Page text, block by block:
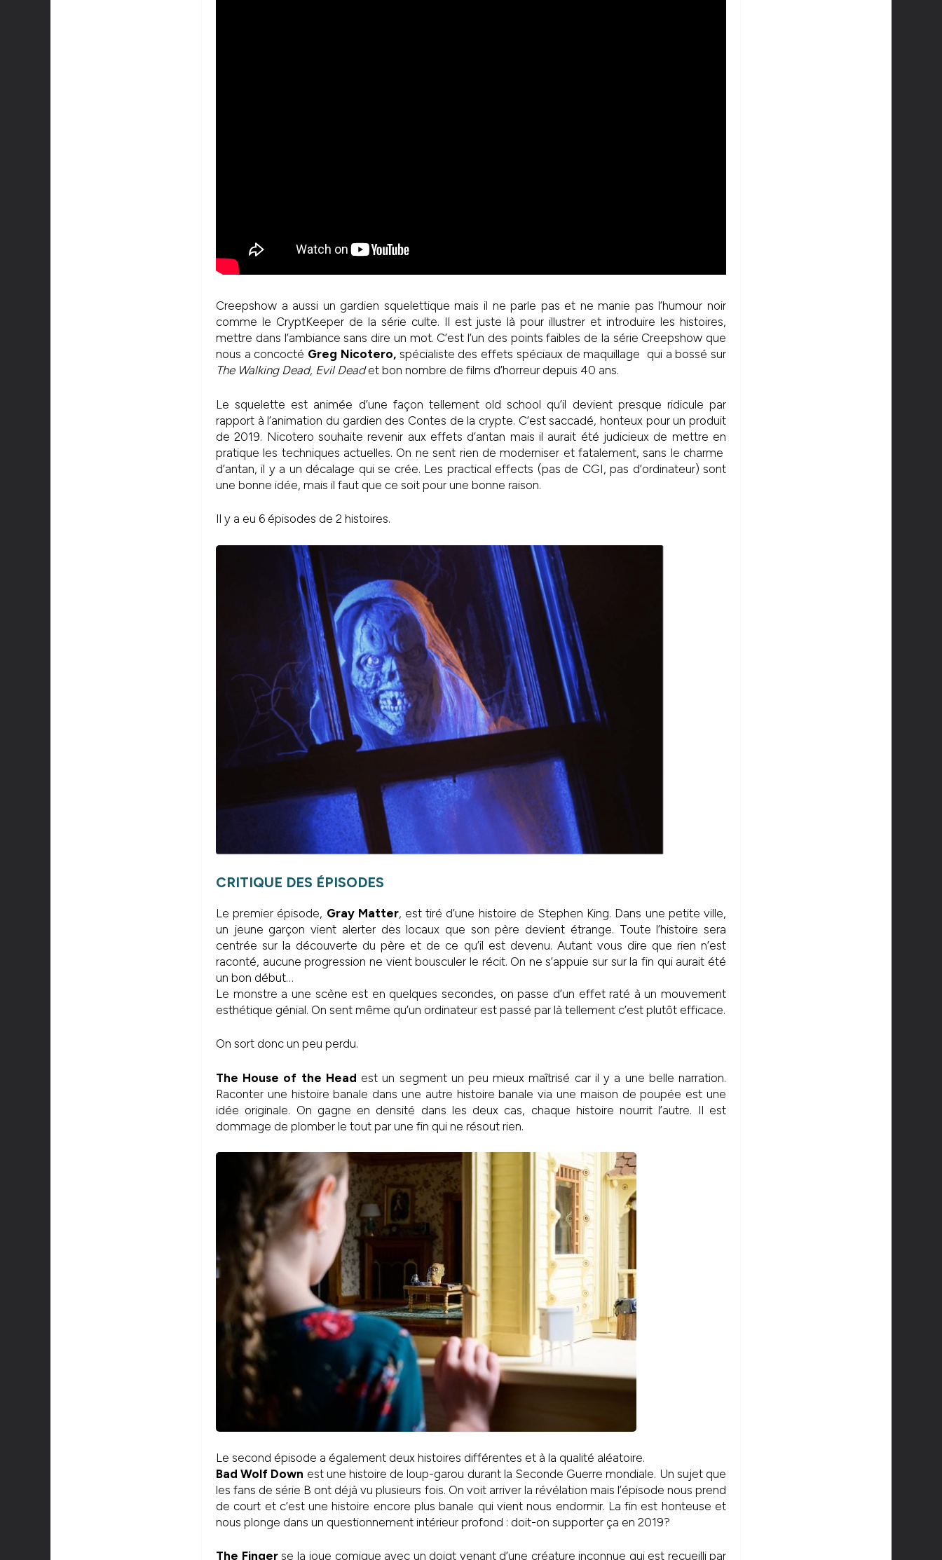
Creepshow a aussi un gardien squelettique mais il ne parle pas et ne manie pas l’humour noir
comme le CryptKeeper de la série culte. Il est juste là pour illustrer et introduire les histoires,
mettre dans l’ambiance sans dire un mot. C’est l’un des points faibles de la série Creepshow que
nous a concocté Greg Nicotero,spécialiste des effets spéciaux de maquillage qui a bossé sur
The Walking Dead, Evil Deadet bon nombre de films d’horreur depuis 40 ans.
Le squelette est animée d’une façon tellement old school qu’il devient presque ridicule par
rapport à l’animation du gardien des Contes de la crypte. C’est saccadé, honteux pour un produit
de 2019. Nicotero souhaite revenir aux effets d’antan mais il aurait été judicieux de mettre en
pratique les techniques actuelles. On ne sent rien de moderniser et fatalement, sans le charme
d’antan, il y a un décalage qui se crée. Les practical effects (pas de CGI, pas d’ordinateur) sont
une bonne idée, mais il faut que ce soit pour une bonne raison.
Il y a eu 6 épisodes de 2 histoires.
CRITIQUE DES ÉPISODES
Le premier épisode, Gray Matter, est tiré d’une histoire de Stephen King. Dans une petite ville,
un jeune garçon vient alerter des locaux que son père devient étrange. Toute l’histoire sera
centrée sur la découverte du père et de ce qu’il est devenu. Autant vous dire que rien n’est
raconté, aucune progression ne vient bousculer le récit. On ne s’appuie sur sur la fin qui aurait été
un bon début…
Le monstre a une scène est en quelques secondes, on passe d’un effet raté à un mouvement
esthétique génial. On sent même qu’un ordinateur est passé par là tellement c’est plutôt efficace.
On sort donc un peu perdu.
The House of the Head est un segment un peu mieux maîtrisé car il y a une belle narration.
Raconter une histoire banale dans une autre histoire banale via une maison de poupée est une
idée originale. On gagne en densité dans les deux cas, chaque histoire nourrit l’autre. Il est
dommage de plomber le tout par une fin qui ne résout rien.
Le second épisode a également deux histoires différentes et à la qualité aléatoire.
Bad Wolf Down est une histoire de loup-garou durant la Seconde Guerre mondiale. Un sujet que
les fans de série B ont déjà vu plusieurs fois. On voit arriver la révélation mais l’épisode nous prend
de court et c’est une histoire encore plus banale qui vient nous endormir. La fin est honteuse et
nous plonge dans un questionnement intérieur profond : doit-on supporter ça en 2019?
The Fingerse la joue comique avec un doigt venant d’une créature inconnue qui est recueilli par